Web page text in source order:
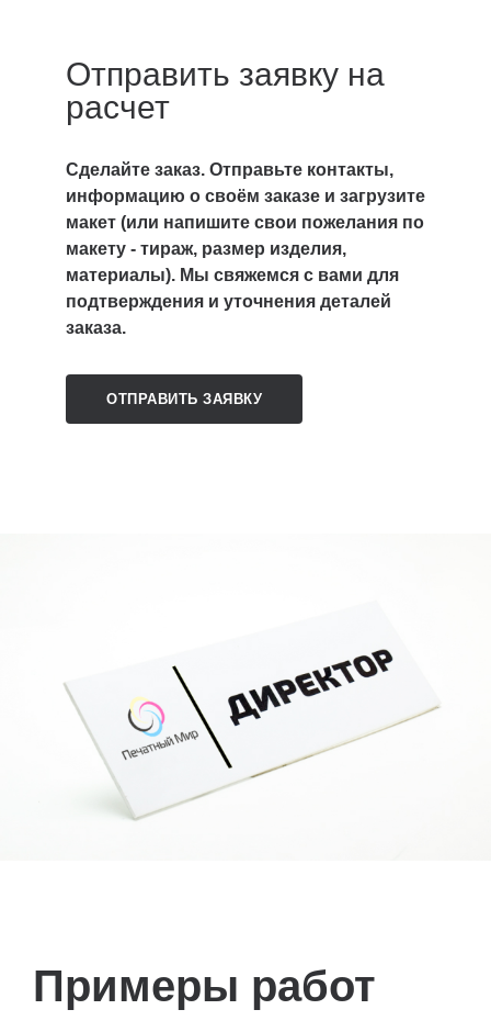
Отправить заявку на
расчет
Сделайте заказ. Отправьте контакты,
информацию о своём заказе и загрузите
макет (или напишите свои пожелания по
макету - тираж, размер изделия,
материалы). Мы свяжемся с вами для
подтверждения и уточнения деталей
заказа.
ОТПРАВИТЬ ЗАЯВКУ
Примеры работ